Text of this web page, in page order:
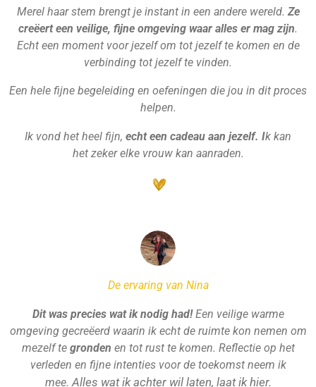
Merel haar stem brengt je instant in een andere wereld.Ze
creëert een veilige, fijne omgeving waar alles er mag zijn.
Echt een moment voor jezelf om tot jezelf te komen en de
verbinding tot jezelf te vinden.
Een hele fijne begeleiding en oefeningen die jou in dit proces
helpen.
Ik vond het heel fijn, echt een cadeau aan jezelf. Ik kan
het zeker elke vrouw kan aanraden.
De ervaring van Nina
Dit was precies wat ik nodig had!Een veilige warme
omgeving gecreëerd waarin ik echt de ruimte kon nemen om
mezelf te gronden en tot rust te komen. Reflectie op het
verleden en fijne intenties voor de toekomst neem ik
mee. Alles wat ik achter wil laten, laat ik hier.